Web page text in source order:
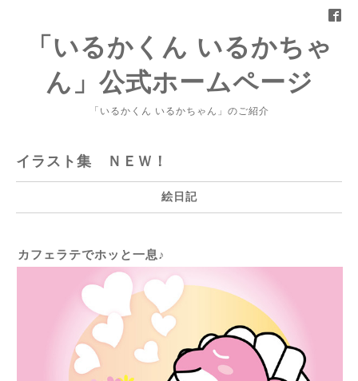
「いるかくん いるかちゃ
ん」公式ホームページ
「いるかくん いるかちゃん」のご紹介
イラスト集 ＮＥＷ！
絵日記
カフェラテでホッと一息♪